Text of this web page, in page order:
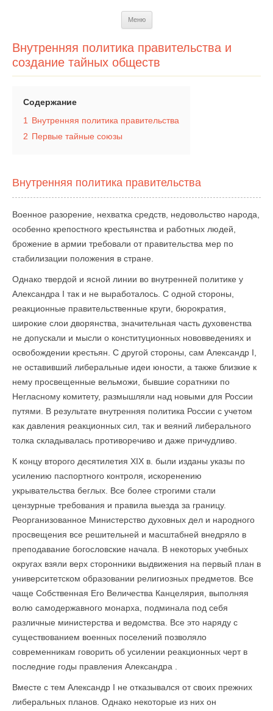
Меню
Внутренняя политика правительства и
создание тайных обществ
Содержание
1
Внутренняя политика правительства
2 Первые тайные союзы
Внутренняя политика правительства
Военное разорение, нехватка средств, недовольство народа,
особенно крепостного крестьянства и работных людей,
брожение в армии требовали от правительства мер по
стабилизации положения в стране.
Однако твердой и ясной линии во внутренней политике у
Александра I так и не выработалось. С одной стороны,
реакционные правительственные круги, бюрократия,
широкие слои дворянства, значительная часть духовенства
не допускали и мысли о конституционных нововведениях и
освобождении крестьян. С другой стороны, сам Александр I,
не оставивший либеральные идеи юности, а также близкие к
нему просвещенные вельможи, бывшие соратники по
Негласному комитету, размышляли над новыми для России
путями. В результате внутренняя политика России с учетом
как давления реакционных сил, так и веяний либерального
толка складывалась противоречиво и даже причудливо.
К концу второго десятилетия XIX в. были изданы указы по
усилению паспортного контроля, искоренению
укрывательства беглых. Все более строгими стали
цензурные требования и правила выезда за границу.
Реорганизованное Министерство духовных дел и народного
просвещения все решительней и масштабней внедряло в
преподавание богословские начала. В некоторых учебных
округах взяли верх сторонники выдвижения на первый план в
университетском образовании религиозных предметов. Все
чаще Собственная Его Величества Канцелярия, выполняя
волю самодержавного монарха, подминала под себя
различные министерства и ведомства. Все это наряду с
существованием военных поселений позволяло
современникам говорить об усилении реакционных черт в
последние годы правления Александра .
Вместе с тем Александр I не отказывался от своих прежних
либеральных планов. Однако некоторые из них он